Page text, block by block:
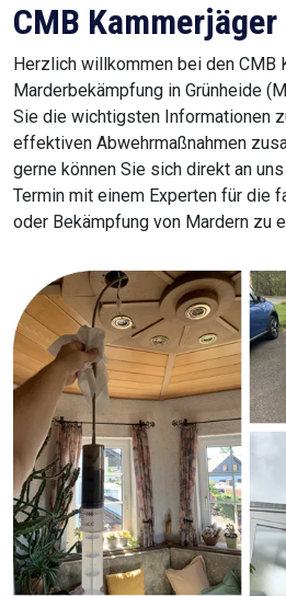
CMB Kammerjäger
Herzlich willkommen bei den CMB
Marderbekämpfung in Grünheide
Sie die wichtigsten Informationen
effektiven Abwehrmaßnahmen
gerne können Sie sich direkt an
Termin mit einem Experten für die
oder Bekämpfung von Mardern zu